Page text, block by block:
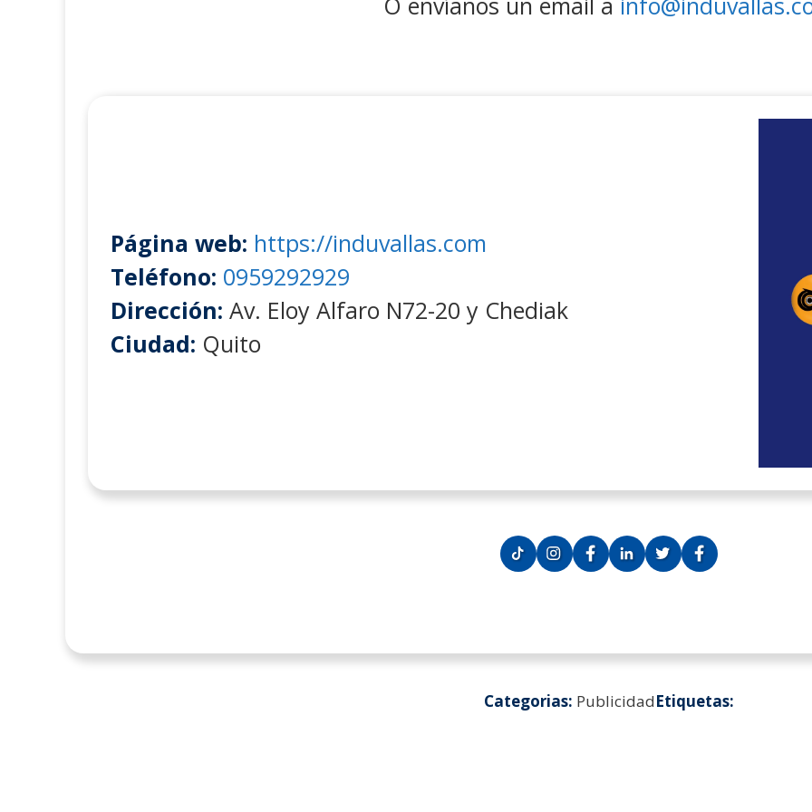
Página web: https://induvallas.com
Teléfono: 0959292929
Dirección: Av. Eloy Alfaro N72-20 y Chediak
Ciudad: Quito
Categorias: PublicidadEtiquetas: